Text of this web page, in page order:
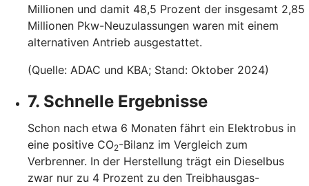
Millionen und damit 48,5 Prozent der insgesamt 2,85
Millionen Pkw-Neuzulassungen waren mit einem
alternativen Antrieb ausgestattet.
(Quelle: ADAC und KBA; Stand: Oktober 2024)
7. Schnelle Ergebnisse
Schon nach etwa 6 Monaten fährt ein Elektrobus in
eine positive CO2-Bilanz im Vergleich zum
Verbrenner. In der Herstellung trägt ein Dieselbus
zwar nur zu 4 Prozent zu den Treibhausgas-